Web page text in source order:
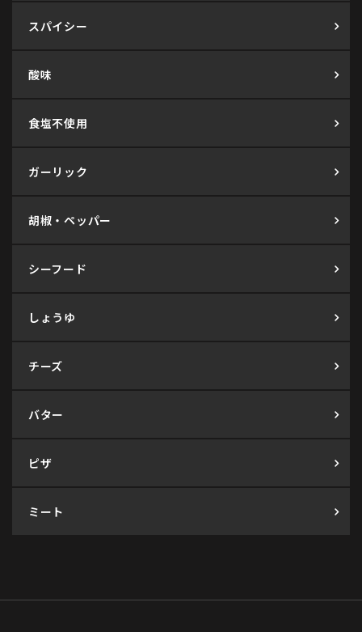
スパイシー
酸味
食塩不使用
ガーリック
胡椒・ペッパー
シーフード
しょうゆ
チーズ
バター
ピザ
ミート